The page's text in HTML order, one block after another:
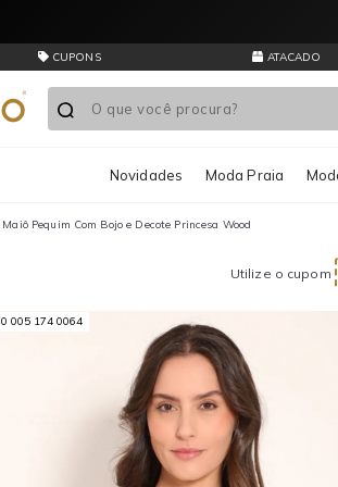
CUPONS ATACADO
Novidades Moda Praia
Maiô Pequim Com Bojo e Decote Princesa Wood
Utilize o cupom
005 174 0064